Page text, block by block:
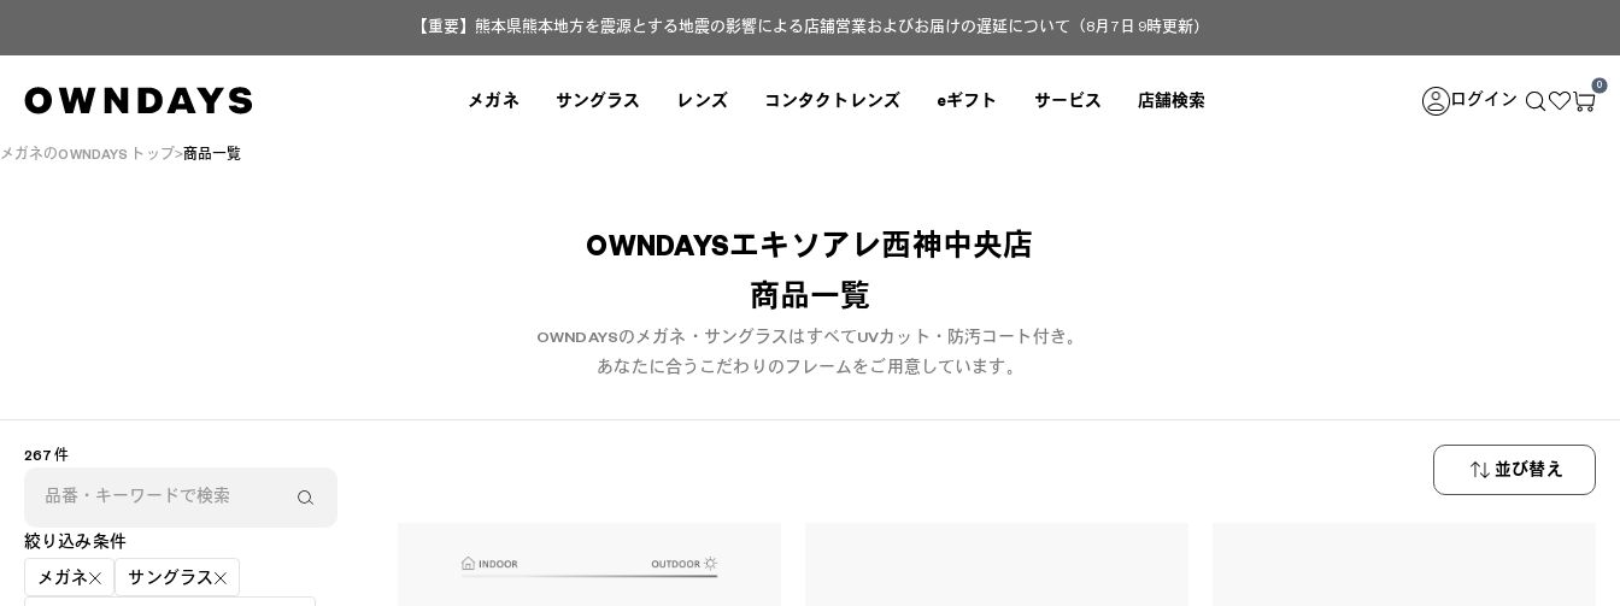
【重要】熊本県熊本地方を震源とする地震の影響による店舗営業およびお届けの遅延について（8月7日 9時更新）
メガネ サングラス レンズ コンタクトレンズ eギフト サービス 店舗検索 ログイン
0
メガネのOWNDAYS トップ 商品一覧
OWNDAYSエキソアレ西神中央店
商品一覧
OWNDAYSのメガネ・サングラスはすべてUVカット・防汚コート付き。
あなたに合うこだわりのフレームをご用意しています。
267 件
絞り込み条件
メガネ サングラス
並び替え